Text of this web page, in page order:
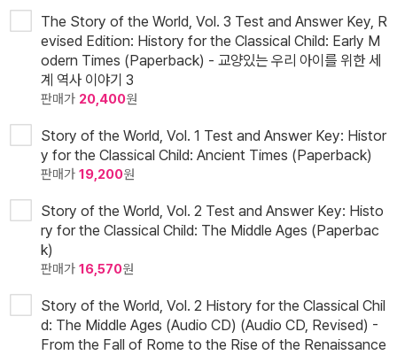
The Story of the World, Vol. 3 Test and Answer Key, R
evised Edition: History for the Classical Child: Early M
odern Times (Paperback) - 교양있는 우리 아이를 위한 세
계 역사 이야기 3
판매가 20,400원
Story of the World, Vol. 1 Test and Answer Key: Histor
y for the Classical Child: Ancient Times (Paperback)
판매가 19,200원
Story of the World, Vol. 2 Test and Answer Key: Histo
ry for the Classical Child: The Middle Ages (Paperbac
k)
판매가 16,570원
Story of the World, Vol. 2 History for the Classical Chil
d: The Middle Ages (Audio CD) (Audio CD, Revised) -
From the Fall of Rome to the Rise of the Renaissance